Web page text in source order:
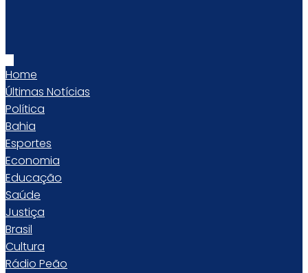
Home
Últimas Notícias
Política
Bahia
Esportes
Economia
Educação
Saúde
Justiça
Brasil
Cultura
Rádio Peão